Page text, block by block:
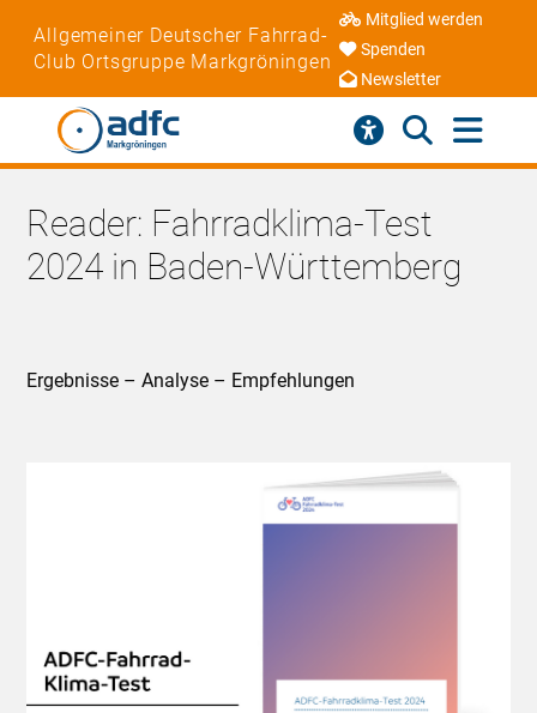
Allgemeiner Deutscher Fahrrad-
Club Ortsgruppe Markgröningen
Mitglied werden
Spenden
Newsletter
Reader: Fahrradklima-Test
2024 in Baden-Württemberg
Ergebnisse – Analyse – Empfehlungen